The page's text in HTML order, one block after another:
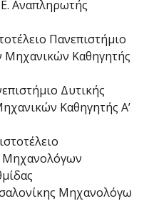
Αναπληρωτής
Πανεπιστήμιο
Καθηγητής
Δυτικής
Καθηγητής Α’
Μηχανολόγων
Μηχανολόγω